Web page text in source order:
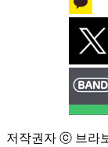
저작권자 ⓒ 브라